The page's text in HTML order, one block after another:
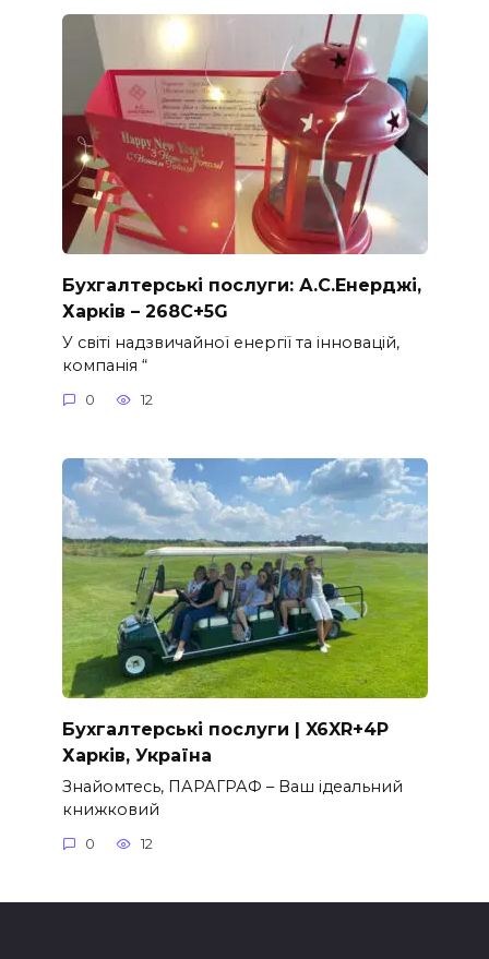
Бухгалтерські послуги: А.С.Енерджі,
Харків – 268C+5G
У світі надзвичайної енергії та інновацій,
компанія “
0 12
Бухгалтерські послуги | X6XR+4P
Харків, Україна
Знайомтесь, ПАРАГРАФ – Ваш ідеальний
книжковий
0 12